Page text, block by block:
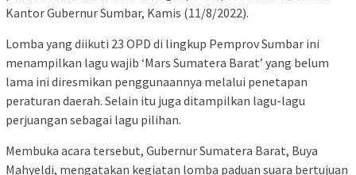
Kantor Gubernur Sumbar, Kamis (11/8/2022).
Lomba yang diikuti 23 OPD di lingkup Pemprov Sumbar ini
menampilkan lagu wajib ‘Mars Sumatera Barat’ yang belum
lama ini diresmikan penggunaannya melalui penetapan
peraturan daerah. Selain itu juga ditampilkan lagu-lagu
perjuangan sebagai lagu pilihan.
Membuka acara tersebut, Gubernur Sumatera Barat, Buya
Mahyeldi, mengatakan kegiatan lomba paduan suara bertujuan